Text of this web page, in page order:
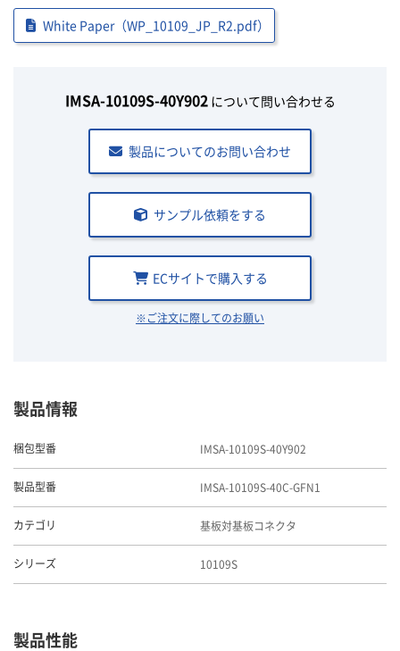
White Paper（WP_10109_JP_R2.pdf）
IMSA-10109S-40Y902について問い合わせる
製品についてのお問い合わせ
サンプル依頼をする
ECサイトで購入する
※ご注文に際してのお願い
製品情報
梱包型番 IMSA-10109S-40Y902
製品型番 IMSA-10109S-40C-GFN1
カテゴリ 基板対基板コネクタ
シリーズ 10109S
製品性能